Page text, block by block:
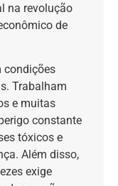
na revolução
de
condições
Trabalham
e muitas
constante
tóxicos e
Além disso,
exige